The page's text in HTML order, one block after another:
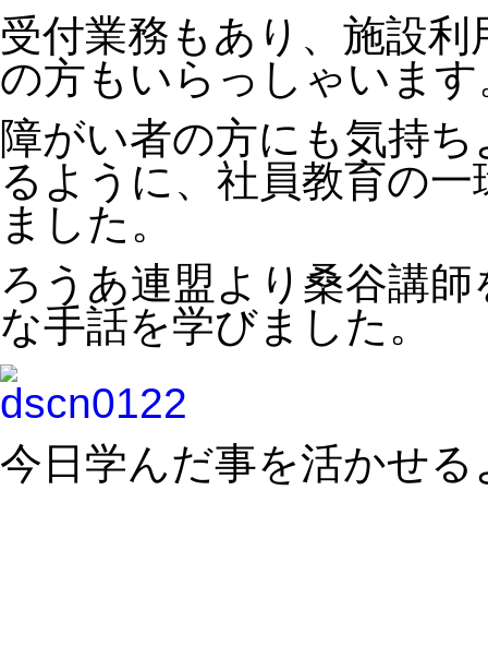
受付業務もあり、施設
の方もいらっしゃいます
障がい者の方にも気持
るように、社員教育の
ました。
ろうあ連盟より桑谷講
な手話を学びました。
今日学んだ事を活かせ